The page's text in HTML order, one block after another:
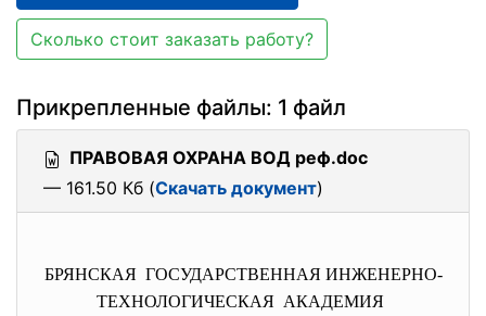
Сколько стоит заказать работу?
Прикрепленные файлы: 1 файл
ПРАВОВАЯ ОХРАНА ВОД реф.doc
— 161.50 Кб (Скачать документ)
БРЯНСКАЯ ГОСУДАРСТВЕННАЯ ИНЖЕНЕРНО-
ТЕХНОЛОГИЧЕСКАЯ АКАДЕМИЯ